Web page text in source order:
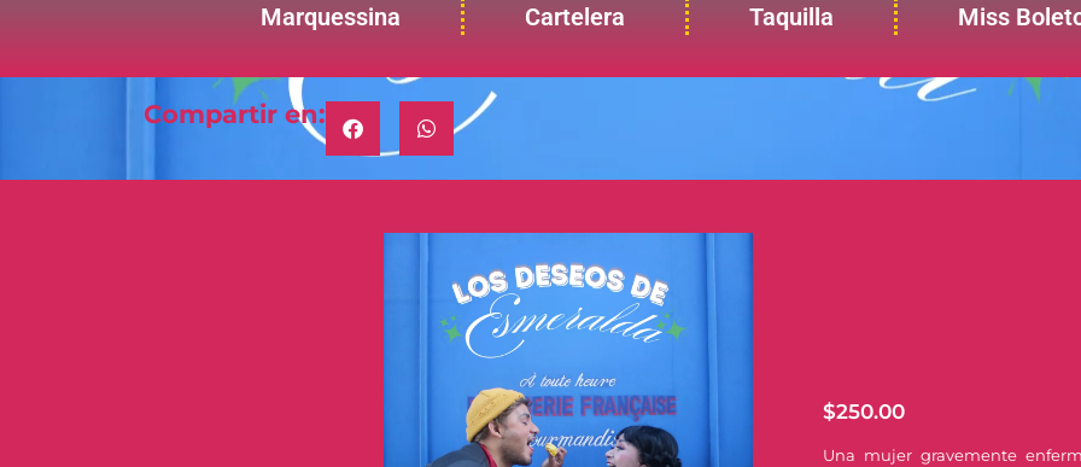
Marquessina Cartelera Taquilla Miss
Compartir en:
$250.00
Una mujer gravemente